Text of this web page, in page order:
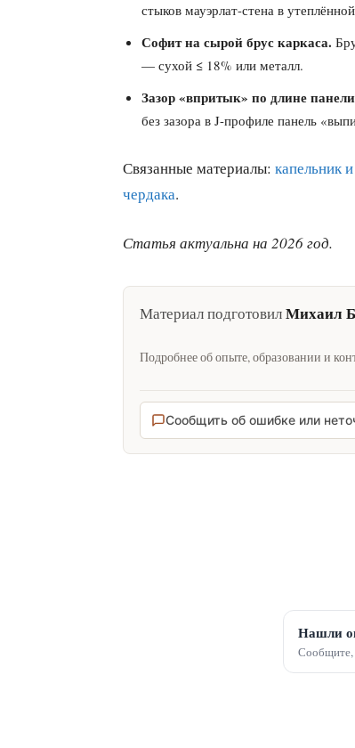
стыков мауэрлат-стена в
Софит на сырой брус каркаса.
— сухой ≤ 18% или металл.
Зазор «впритык» по длине
без зазора в J-профиле панель
Связанные материалы: капельник
чердака.
Статья актуальна на 2026 год.
Материал подготовилМихаил
Подробнее об опыте, образовании и
Сообщить об ошибке или
Нашли
Сообщите,